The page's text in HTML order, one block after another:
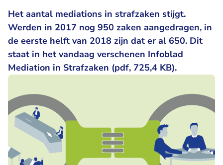
Het aantal mediations in strafzaken stijgt.
Werden in 2017 nog 950 zaken aangedragen, in
de eerste helft van 2018 zijn dat er al 650. Dit
staat in het vandaag verschenen Infoblad
Mediation in Strafzaken (pdf, 725,4 KB).